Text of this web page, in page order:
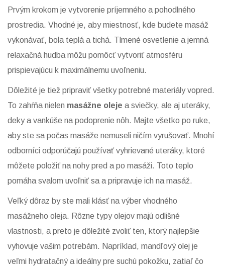
Prvým krokom je vytvorenie príjemného a pohodlného
prostredia. Vhodné je, aby miestnosť, kde budete masáž
vykonávať, bola teplá a tichá. Tlmené osvetlenie a jemná
relaxačná hudba môžu pomôcť vytvoriť atmosféru
prispievajúcu k maximálnemu uvoľneniu.
Dôležité je tiež pripraviť všetky potrebné materiály vopred.
To zahŕňa nielen masážne oleje a sviečky, ale aj uteráky,
deky a vankúše na podoprenie nôh. Majte všetko po ruke,
aby ste sa počas masáže nemuseli ničím vyrušovať. Mnohí
odborníci odporúčajú používať vyhrievané uteráky, ktoré
môžete položiť na nohy pred a po masáži. Toto teplo
pomáha svalom uvoľniť sa a pripravuje ich na masáž.
Veľký dôraz by ste mali klásť na výber vhodného
masážneho oleja. Rôzne typy olejov majú odlišné
vlastnosti, a preto je dôležité zvoliť ten, ktorý najlepšie
vyhovuje vašim potrebám. Napríklad, mandľový olej je
veľmi hydratačný a ideálny pre suchú pokožku, zatiaľ čo